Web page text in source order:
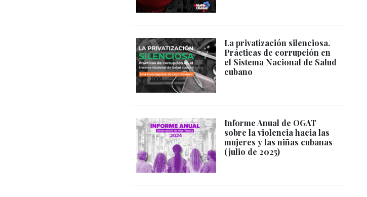
La privatización silenciosa.
Prácticas de corrupción en
el Sistema Nacional de Salud
cubano
Informe Anual de OGAT
sobre la violencia hacia las
mujeres y las niñas cubanas
(julio de 2025)